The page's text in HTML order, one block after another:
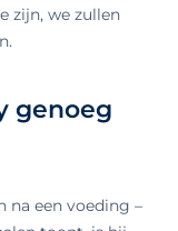
zijn, we zullen
genoeg
na een voeding –